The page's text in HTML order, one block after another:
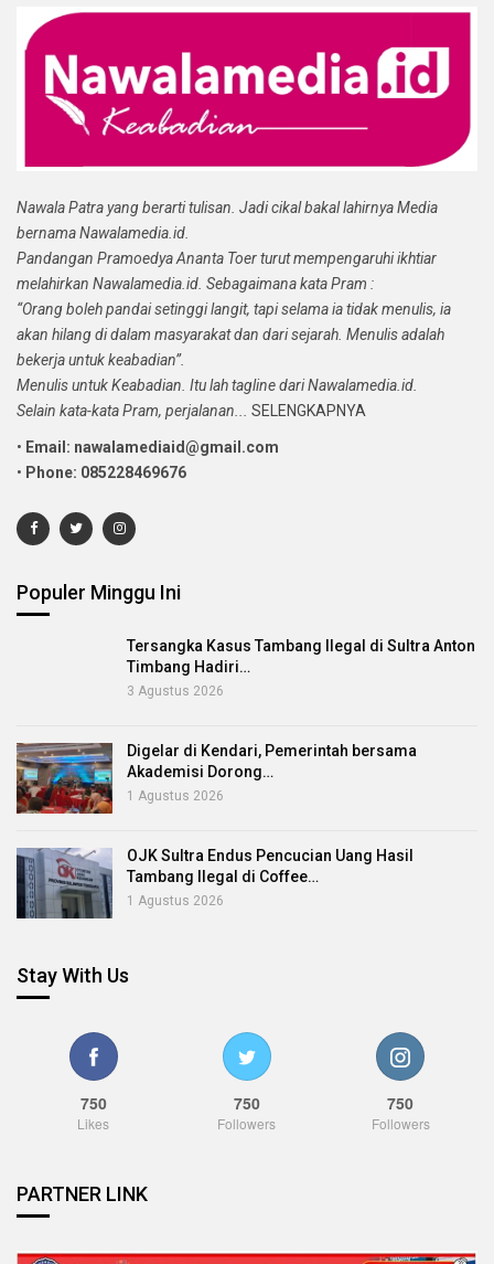
Nawala Patra yang berarti tulisan. Jadi cikal bakal lahirnya Media
bernama Nawalamedia.id.
Pandangan Pramoedya Ananta Toer turut mempengaruhi ikhtiar
melahirkan Nawalamedia.id. Sebagaimana kata Pram :
“Orang boleh pandai setinggi langit, tapi selama ia tidak menulis, ia
akan hilang di dalam masyarakat dan dari sejarah. Menulis adalah
bekerja untuk keabadian”.
Menulis untuk Keabadian. Itu lah tagline dari Nawalamedia.id.
Selain kata-kata Pram, perjalanan...
SELENGKAPNYA
• Email: nawalamediaid@gmail.com
• Phone: 085228469676
Populer Minggu Ini
Tersangka Kasus Tambang Ilegal di Sultra Anton
Timbang Hadiri…
3 Agustus 2026
Digelar di Kendari, Pemerintah bersama
Akademisi Dorong…
1 Agustus 2026
OJK Sultra Endus Pencucian Uang Hasil
Tambang Ilegal di Coffee…
1 Agustus 2026
Stay With Us
750
Likes
750
Followers
750
Followers
PARTNER LINK